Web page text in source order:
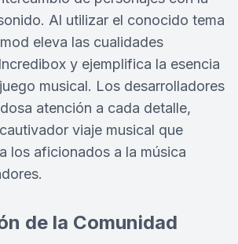
Al utilizar el conocido tema
eleva las cualidades
y ejemplifica la esencia
musical. Los desarrolladores
atención a cada detalle,
viaje musical que
los aficionados a la música
de la Comunidad